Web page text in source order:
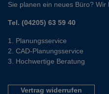
Sie planen ein neues Büro? Wir
Tel. (04205) 63 59 40
Planungsservice
CAD-Planungsservice
Hochwertige Beratung
Vertrag widerrufen